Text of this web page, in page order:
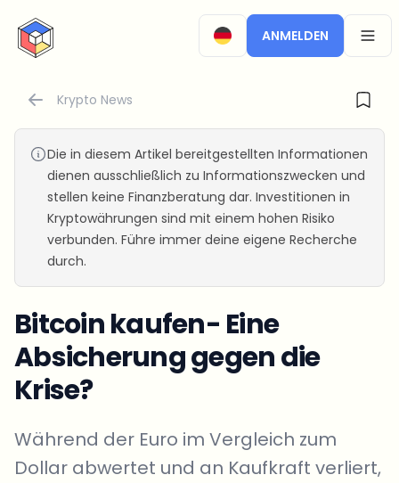
CryptoTicker
ANMELDEN
Krypto News
Die in diesem Artikel bereitgestellten Informationen
dienen ausschließlich zu Informationszwecken und
stellen keine Finanzberatung dar. Investitionen in
Kryptowährungen sind mit einem hohen Risiko
verbunden. Führe immer deine eigene Recherche
durch.
Bitcoin kaufen- Eine
Absicherung gegen die
Krise?
Während der Euro im Vergleich zum
Dollar abwertet und an Kaufkraft verliert,